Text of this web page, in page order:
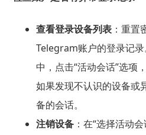
查看登录设备列表：重置
Telegram账户的登录记录
中，点击“活动会话”选项
如果发现不认识的设备或
备的会话。
注销设备：在“选择活动